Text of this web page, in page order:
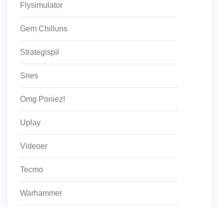
Flysimulator
Gem Chilluns
Strategispil
Snes
Omg Poniez!
Uplay
Videoer
Tecmo
Warhammer